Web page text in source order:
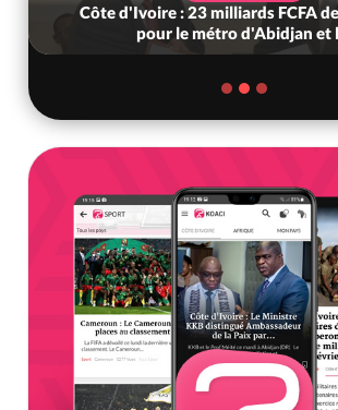
Côte d'Ivoire : 23 milliards FCFA
pour le métro d'Abidjan et